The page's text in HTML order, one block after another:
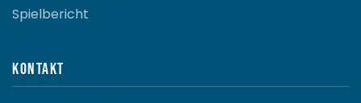
Spielbericht
Kontakt